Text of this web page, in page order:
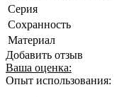
Серия
Сохранность
Материал
Добавить отзыв
Ваша оценка:
Опыт использования: